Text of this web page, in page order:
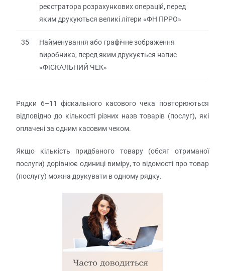
реєстратора розрахункових операцій, перед
яким друкуються великі літери «ФН ПРРО»
35
Найменування або графічне зображення
виробника, перед яким друкується напис
«ФІСКАЛЬНИЙ ЧЕК»
Рядки 6–11 фіскального касового чека повторюються
відповідно до кількості різних назв товарів (послуг), які
оплачені за одним касовим чеком.
Якщо кількість придбаного товару (обсяг отриманої
послуги) дорівнює одиниці виміру, то відомості про товар
(послугу) можна друкувати в одному рядку.